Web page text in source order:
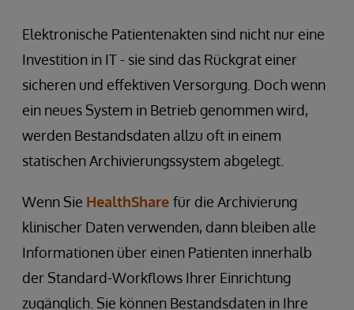
Elektronische Patientenakten sind nicht nur eine
Investition in IT - sie sind das Rückgrat einer
sicheren und effektiven Versorgung. Doch wenn
ein neues System in Betrieb genommen wird,
werden Bestandsdaten allzu oft in einem
statischen Archivierungssystem abgelegt.
Wenn Sie HealthShare für die Archivierung
klinischer Daten verwenden, dann bleiben alle
Informationen über einen Patienten innerhalb
der Standard-Workflows Ihrer Einrichtung
zugänglich. Sie können Bestandsdaten in Ihre